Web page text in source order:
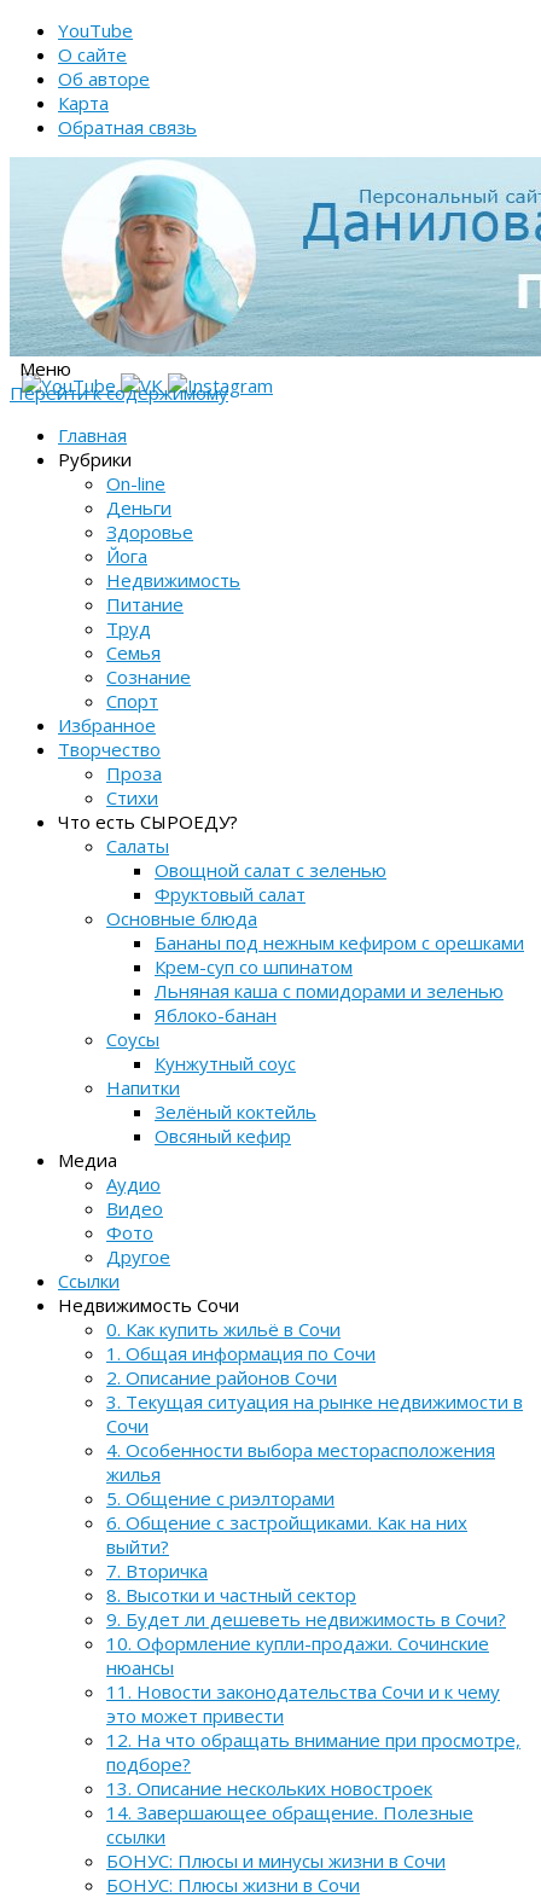
YouTube
О сайте
Об авторе
Карта
Обратная связь
Меню
Перейти к содержимому
Главная
Рубрики
On-line
Деньги
Здоровье
Йога
Недвижимость
Питание
Труд
Семья
Сознание
Спорт
Избранное
Творчество
Проза
Стихи
Что есть СЫРОЕДУ?
Салаты
Овощной салат с зеленью
Фруктовый салат
Основные блюда
Бананы под нежным кефиром с орешками
Крем-суп со шпинатом
Льняная каша с помидорами и зеленью
Яблоко-банан
Соусы
Кунжутный соус
Напитки
Зелёный коктейль
Овсяный кефир
Медиа
Аудио
Видео
Фото
Другое
Ссылки
Недвижимость Сочи
0. Как купить жильё в Сочи
1. Общая информация по Сочи
2. Описание районов Сочи
3. Текущая ситуация на рынке недвижимости в
Сочи
4. Особенности выбора месторасположения
жилья
5. Общение с риэлторами
6. Общение с застройщиками. Как на них
выйти?
7. Вторичка
8. Высотки и частный сектор
9. Будет ли дешеветь недвижимость в Сочи?
10. Оформление купли-продажи. Сочинские
нюансы
11. Новости законодательства Сочи и к чему
это может привести
12. На что обращать внимание при просмотре,
подборе?
13. Описание нескольких новостроек
14. Завершающее обращение. Полезные
ссылки
БОНУС: Плюсы и минусы жизни в Сочи
БОНУС: Плюсы жизни в Сочи